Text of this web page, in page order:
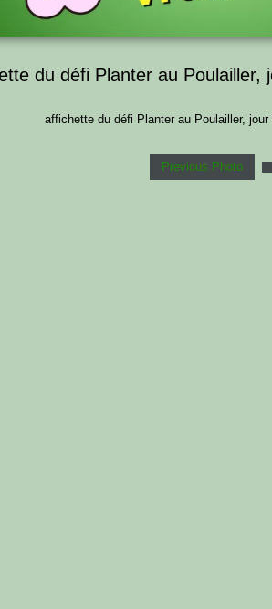
du défi Planter au Poulailler,
affichette du défi Planter au Poulailler,
Previous Photo